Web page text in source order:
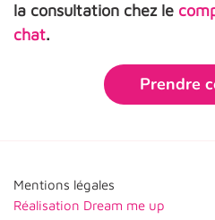
la consultation chez le
chat.
Prendre
Mentions légales
Réalisation Dream me up